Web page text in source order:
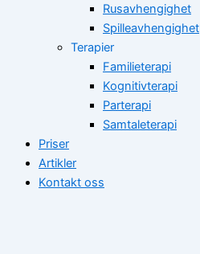
Rusavhengighet
Spilleavhengighet
Terapier
Familieterapi
Kognitivterapi
Parterapi
Samtaleterapi
Priser
Artikler
Kontakt oss